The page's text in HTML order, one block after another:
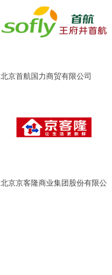
北京首航国力商贸有限公司
北京京客隆商业集团股份有限公